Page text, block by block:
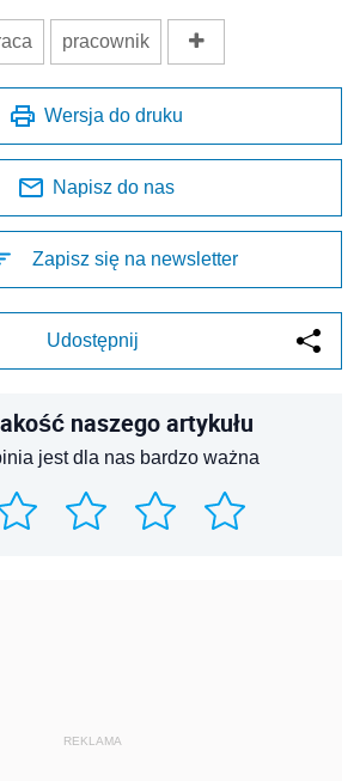
pracownik
Wersja do druku
Napisz do nas
Zapisz się na newsletter
Udostępnij
naszego artykułu
jest dla nas bardzo ważna
REKLAMA